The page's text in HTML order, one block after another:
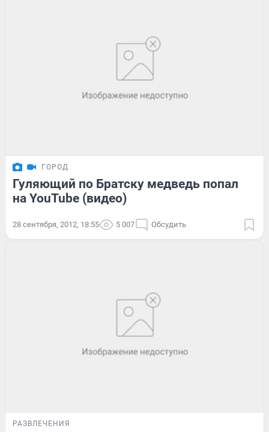
ГОРОД
Гуляющий по Братску медведь попал
на YouTube (видео)
28 сентября, 2012, 18:55 5 007 Обсудить
РАЗВЛЕЧЕНИЯ